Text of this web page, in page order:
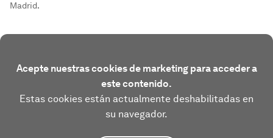
Madrid.
Acepte nuestras cookies de marketing para acceder a
este contenido.
Estas cookies están actualmente deshabilitadas en
su navegador.